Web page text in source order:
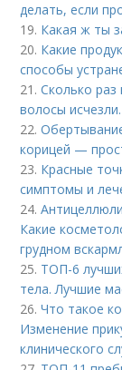
делать, если
19. Какая ж ты
20. Какие
способы
21.Сколько
волосы
22.
корицей —
23. Красные
симптомы и
24.
Какие
грудном
25. ТОП-6
тела. Лучшие
26.Что такое
Изменение
клинического